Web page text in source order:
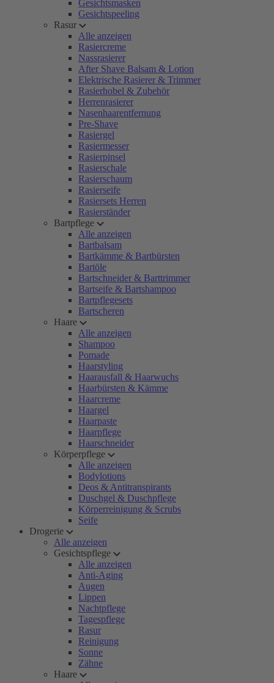
Gesichtsmasken
Gesichtspeeling
Rasur
Alle anzeigen
Rasiercreme
Nassrasierer
After Shave Balsam & Lotion
Elektrische Rasierer & Trimmer
Rasierhobel & Zubehör
Herrenrasierer
Nasenhaarentfernung
Pre-Shave
Rasiergel
Rasiermesser
Rasierpinsel
Rasierschale
Rasierschaum
Rasierseife
Rasiersets Herren
Rasierständer
Bartpflege
Alle anzeigen
Bartbalsam
Bartkämme & Bartbürsten
Bartöle
Bartschneider & Barttrimmer
Bartseife & Bartshampoo
Bartpflegesets
Bartscheren
Haare
Alle anzeigen
Shampoo
Pomade
Haarstyling
Haarausfall & Haarwuchs
Haarbürsten & Kämme
Haarcreme
Haargel
Haarpaste
Haarpflege
Haarschneider
Körperpflege
Alle anzeigen
Bodylotions
Deos & Antitranspirants
Duschgel & Duschpflege
Körperreinigung & Scrubs
Seife
Drogerie
Alle anzeigen
Gesichtspflege
Alle anzeigen
Anti-Aging
Augen
Lippen
Nachtpflege
Tagespflege
Rasur
Reinigung
Sonne
Zähne
Haare